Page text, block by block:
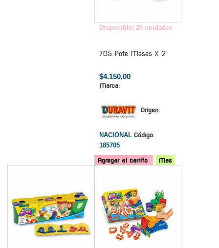
Disponible: 20 unidades
705 Pote Masas X 2
$4.150,00
Marca:
Origen:
NACIONAL Código:
185705
Agregar al carrito
Mas